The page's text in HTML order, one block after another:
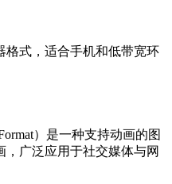
格式，适合手机和低带宽环
）是一种支持动画的图
广泛应用于社交媒体与网